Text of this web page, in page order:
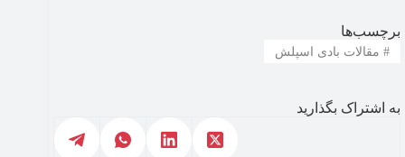
برچسب‌ها
#مقالات بادی اسپلش
به اشتراک بگذارید